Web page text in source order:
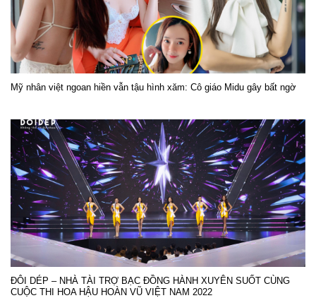
Mỹ nhân việt ngoan hiền vẫn tậu hình xăm: Cô giáo Midu gây bất ngờ
ĐÔI DÉP – NHÀ TÀI TRỢ BẠC ĐỒNG HÀNH XUYÊN SUỐT CÙNG
CUỘC THI HOA HẬU HOÀN VŨ VIỆT NAM 2022